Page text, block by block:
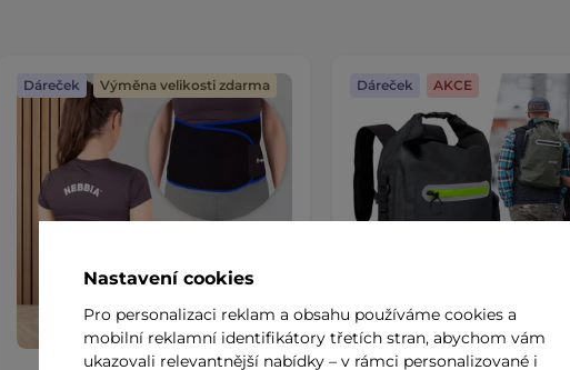
Dáreček Výměna velikosti zdarma Dáreček AKCE
Nastavení cookies
Pro personalizaci reklam a obsahu používáme cookies a
mobilní reklamní identifikátory třetích stran, abychom vám
ukazovali relevantnější nabídky – v rámci personalizované i